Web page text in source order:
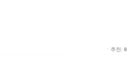
ㆍ추천: 0